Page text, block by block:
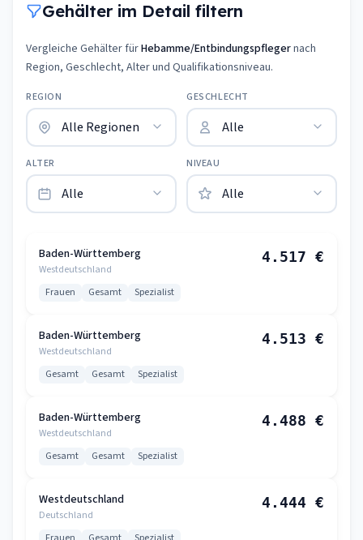
Gehälter im Detail filtern
Vergleiche Gehälter fürHebamme/Entbindungspflegernach
Region, Geschlecht, Alter und Qualifikationsniveau.
REGION GESCHLECHT
ALTER NIVEAU
Baden-Württemberg
Westdeutschland
4.517 €
Frauen Gesamt Spezialist
Baden-Württemberg
Westdeutschland
4.513 €
Gesamt Gesamt Spezialist
Baden-Württemberg
Westdeutschland
4.488 €
Gesamt Gesamt Spezialist
Westdeutschland
Deutschland
4.444 €